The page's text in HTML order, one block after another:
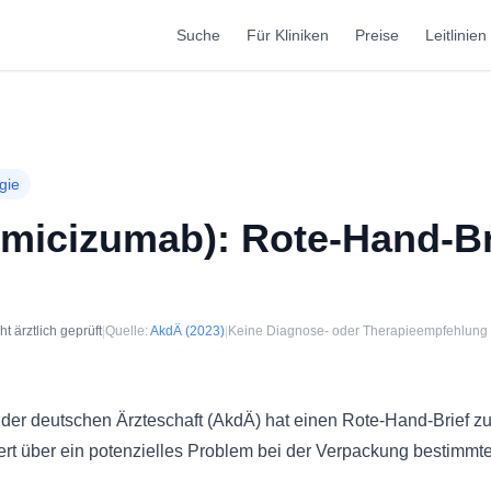
Suche Für Kliniken Preise Leitlinien
Rote-Hand-
ärztlich geprüft|Quelle: AkdÄ (2023) Keine Diagnose- oder Therapieempfehlung
deutschen Ärzteschaft (AkdÄ) hat einen Rote-Hand-Brief
über ein potenzielles Problem bei der Verpackung